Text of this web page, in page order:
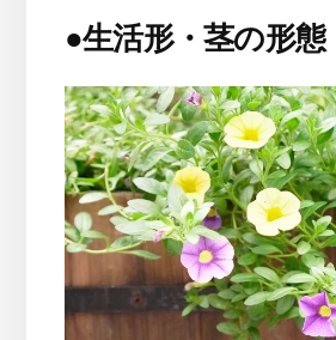
●生活形・茎の形態